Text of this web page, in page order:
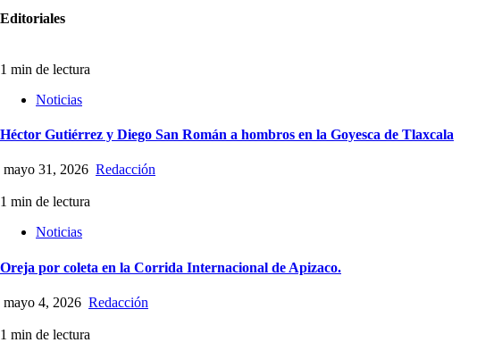
Editoriales
1 min de lectura
Noticias
Héctor Gutiérrez y Diego San Román a hombros en la Goyesca de Tlaxcala
mayo 31, 2026 Redacción
1 min de lectura
Noticias
Oreja por coleta en la Corrida Internacional de Apizaco.
mayo 4, 2026 Redacción
1 min de lectura